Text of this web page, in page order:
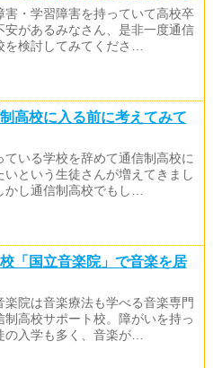
害・学習障害を持っていて高校卒
安があるみなさん、是非一度通信
を検討してみてくださ…
高校に入る前に考えてみて
ている学校を辞めて通信制高校に
いという生徒さんが増えてきまし
かし通信制高校でもし…
「国立音楽院」で音楽を居
楽院は音楽療法も学べる音楽専門
制高校サポート校。障がいを持っ
の入学も多く、音楽が…